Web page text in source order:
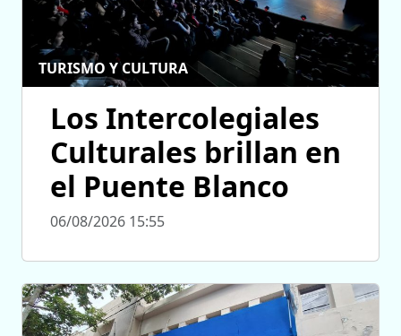
TURISMO Y CULTURA
Los Intercolegiales
Culturales brillan en
el Puente Blanco
06/08/2026 15:55